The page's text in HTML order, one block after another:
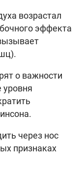
возрастал
эффекта
о важности
через нос
признаках